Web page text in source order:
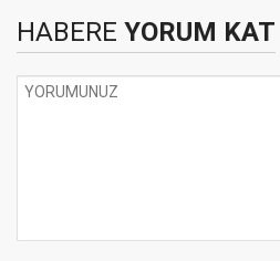
HABERE YORUM KAT